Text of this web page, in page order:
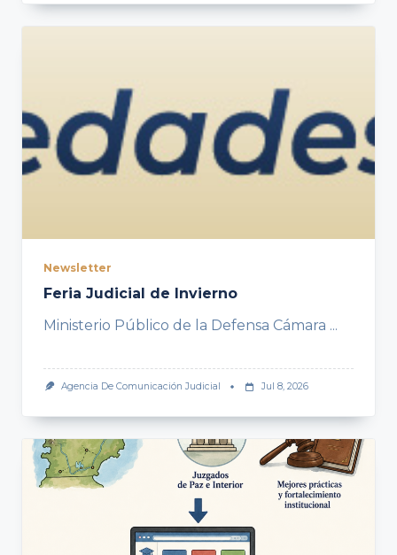
Newsletter
Feria Judicial de Invierno
Ministerio Público de la Defensa Cámara ...
Agencia De Comunicación Judicial Jul 8, 2026